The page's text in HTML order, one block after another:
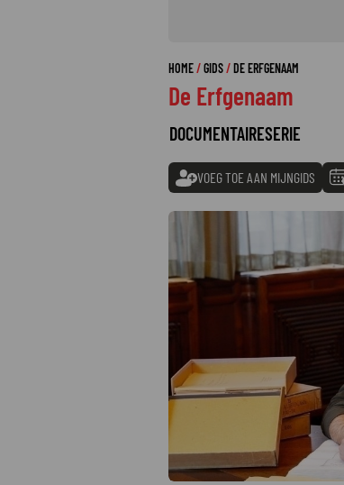
HOME GIDS DE ERFGENAAM
De Erfgenaam
DOCUMENTAIRESERIE
VOEG TOE AAN MIJNGIDS